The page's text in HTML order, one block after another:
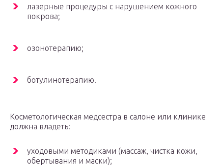
лазерные процедуры с нарушением кожного
покрова;
озонотерапию;
ботулинотерапию.
Косметологическая медсестра в салоне или клинике
должна владеть:
уходовыми методиками (массаж, чистка кожи,
обертывания и маски);